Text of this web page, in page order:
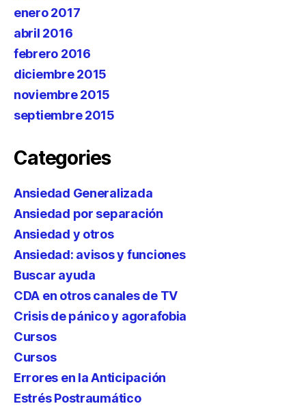
enero 2017
abril 2016
febrero 2016
diciembre 2015
noviembre 2015
septiembre 2015
Categories
Ansiedad Generalizada
Ansiedad por separación
Ansiedad y otros
Ansiedad: avisos y funciones
Buscar ayuda
CDA en otros canales de TV
Crisis de pánico y agorafobia
Cursos
Cursos
Errores en la Anticipación
Estrés Postraumático